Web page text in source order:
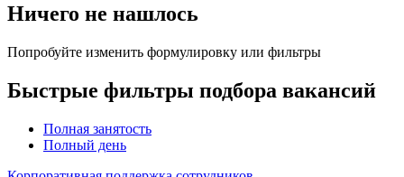
Ничего не нашлось
Попробуйте изменить формулировку или фильтры
Быстрые фильтры подбора вакансий
Полная занятость
Полный день